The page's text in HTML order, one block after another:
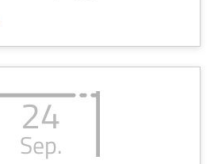
24
Sep.